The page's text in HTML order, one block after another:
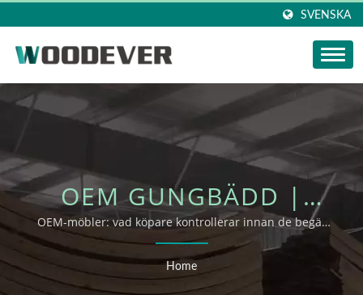
SVENSKA
OEM GUNGBÄDD |
WOODEVER
UTOMHUSKOLLEKTIONER
OEM-möbler: vad köpare kontrollerar innan de begär
OEM/ODM-stöd
Home